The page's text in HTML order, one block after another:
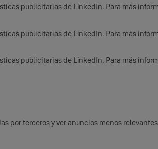
publicitarias de LinkedIn. Para más
publicitarias de LinkedIn. Para más
publicitarias de LinkedIn. Para más
por terceros y ver anuncios menos